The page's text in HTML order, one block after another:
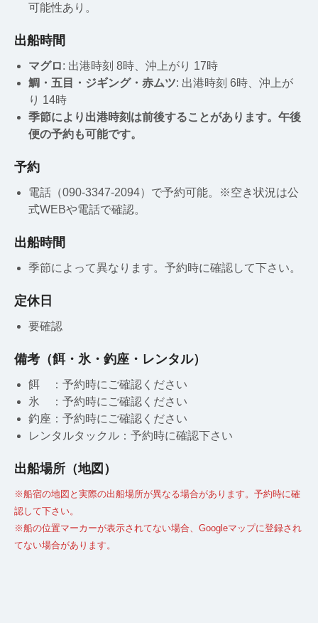
可能性あり。
出船時間
マグロ: 出港時刻 8時、沖上がり 17時
鯛・五目・ジギング・赤ムツ: 出港時刻 6時、沖上が
り 14時
季節により出港時刻は前後することがあります。午後
便の予約も可能です。
予約
電話（090-3347-2094）で予約可能。※空き状況は公
式WEBや電話で確認。
出船時間
季節によって異なります。予約時に確認して下さい。
定休日
要確認
備考（餌・氷・釣座・レンタル）
餌 ：予約時にご確認ください
氷 ：予約時にご確認ください
釣座：予約時にご確認ください
レンタルタックル：予約時に確認下さい
出船場所（地図）
※船宿の地図と実際の出船場所が異なる場合があります。予約時に確
認して下さい。
※船の位置マーカーが表示されてない場合、Googleマップに登録され
てない場合があります。